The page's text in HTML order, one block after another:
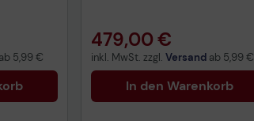
ab 5,99 €
479,00 €
inkl. MwSt. zzgl. Versand ab 5,99 €
In den Warenkorb